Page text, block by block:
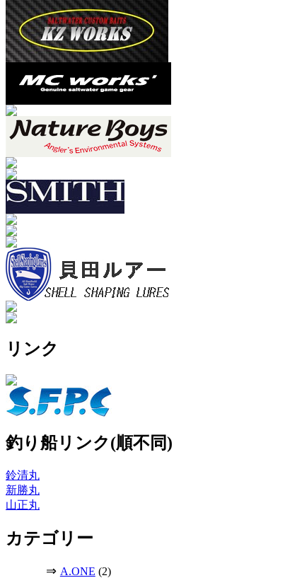
リンク
釣り船リンク(順不同)
鈴清丸
新勝丸
山正丸
カテゴリー
⇒ A.ONE (2)